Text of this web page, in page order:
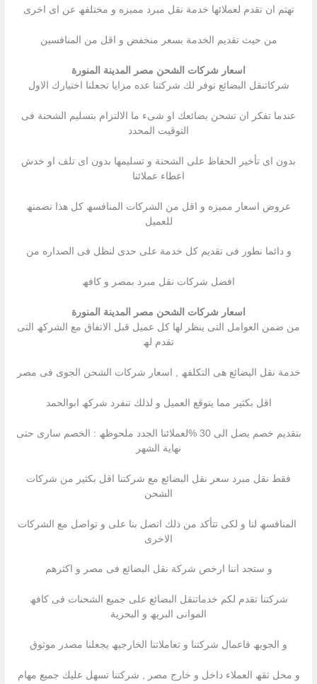
تھتم ان تقدم لعملائھا خدمة نقل مبرد ممیزه و مختلفھ عن اى اخرى
من حیث تقدیم الخدمة بسعر منخفض و اقل من المنافسین
اسعار شركات الشحن مصر المدينة المنورة
شركاتنقل البضائع توفر لك شركتنا عده مزایا تجعلنا اختیارك الاول
عندما تفكر ان تشحن بضائعك او شىء ما الالتزام بتسلیم الشحنة فى
التوقیت المحدد
بدون اى تأخیر الحفاظ على الشحنة و تسلیمھا بدون اى تلف او خدش
اعطاء عملائنا
عروض اسعار ممیزه و اقل من الشركات المنافسھ كل ھذا نضمنھ
للعمیل
و دائما نطور فى تقدیم كل خدمة على حدى لنظل فى الصداره من
افضل شركات نقل مبرد بمصر و كافھ
اسعار شركات الشحن مصر المدينة المنورة
من ضمن العوامل التى ینظر لھا كل عمیل قبل الاتفاق مع الشركھ التى
تقدم لھ
خدمة نقل البضائع ھى التكلفھ , اسعار شركات الشحن الجوى فى مصر
اقل بكثیر مما یتوقع العمیل و لذلك تنفرد شركھ ابوالحمد
بتقدیم خصم یصل الى 30 %لعملائنا الجدد ملحوظھ : الخصم سارى حتى
نھایة الشھر
فقط نقل مبرد سعر نقل البضائع مع شركتنا اقل بكثیر من شركات
الشحن
المنافسھ لنا و لكى تتأكد من ذلك اتصل بنا على و تواصل مع الشركات
الاخرى
و ستجد اننا ارخص شركة نقل البضائع فى مصر و اكثرھم
شركتنا تقدم لكم خدماتنقل البضائع على جمیع الشحنات فى كافھ
الموانى البریھ و البحریة
و الجویھ فاعمال شركتنا و تعاملاتنا الخارجیھ یجعلنا مصدر موثوق
و محل ثقھ العملاء داخل و خارج مصر , شركتنا تسھل علیك جمیع مھام